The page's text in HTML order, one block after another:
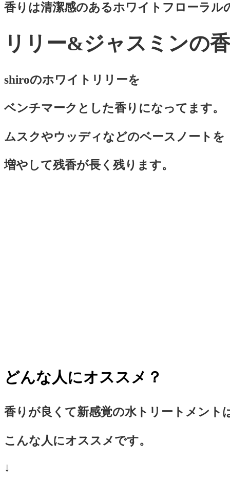
香りは清潔感のあるホワイトフローラル
リリー&ジャスミンの
shiroのホワイトリリーを
ベンチマークとした香りになってます。
ムスクやウッディなどのベースノートを
増やして残香が長く残ります。
どんな人にオススメ？
香りが良くて新感覚の水トリートメント
こんな人にオススメです。
↓